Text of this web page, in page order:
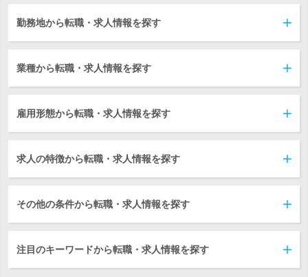
勤務地から転職・求人情報を探す
業種から転職・求人情報を探す
雇用形態から転職・求人情報を探す
求人の特徴から転職・求人情報を探す
その他の条件から転職・求人情報を探す
注目のキーワードから転職・求人情報を探す